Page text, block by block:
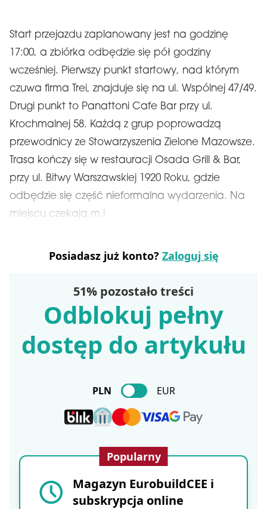
Start przejazdu zaplanowany jest na godzinę
17:00, a zbiórka odbędzie się pół godziny
wcześniej. Pierwszy punkt startowy, nad którym
czuwa firma Trei, znajduje się na ul. Wspólnej 47/49.
Drugi punkt to Panattoni Cafe Bar przy ul.
Krochmalnej 58. Każdą z grup poprowadzą
przewodnicy ze Stowarzyszenia Zielone Mazowsze.
Trasa kończy się w restauracji Osada Grill & Bar,
przy ul. Bitwy Warszawskiej 1920 Roku, gdzie
odbędzie się część nieformalna wydarzenia. Na
miejscu czekają m.i
Posiadasz już konto? Zaloguj się
51% pozostało treści
Odblokuj pełny
dostęp do artykułu
PLN EUR
Popularny
Magazyn EurobuildCEE i
subskrypcja online